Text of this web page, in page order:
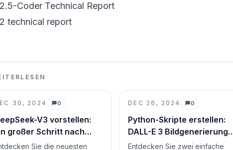
Coder Technical Report
technical report
30, 2024 0
Kommentare
V3 vorstellen:
großer Schritt nach
in der KI-Sie die neuesten
DEC 26, 2024 0
Kommentare
Python-Skripte erstellen:
DALL-E 3 Bildgenerierung
und GPT-4o OCR mit
Entdecken Sie zwei einfache